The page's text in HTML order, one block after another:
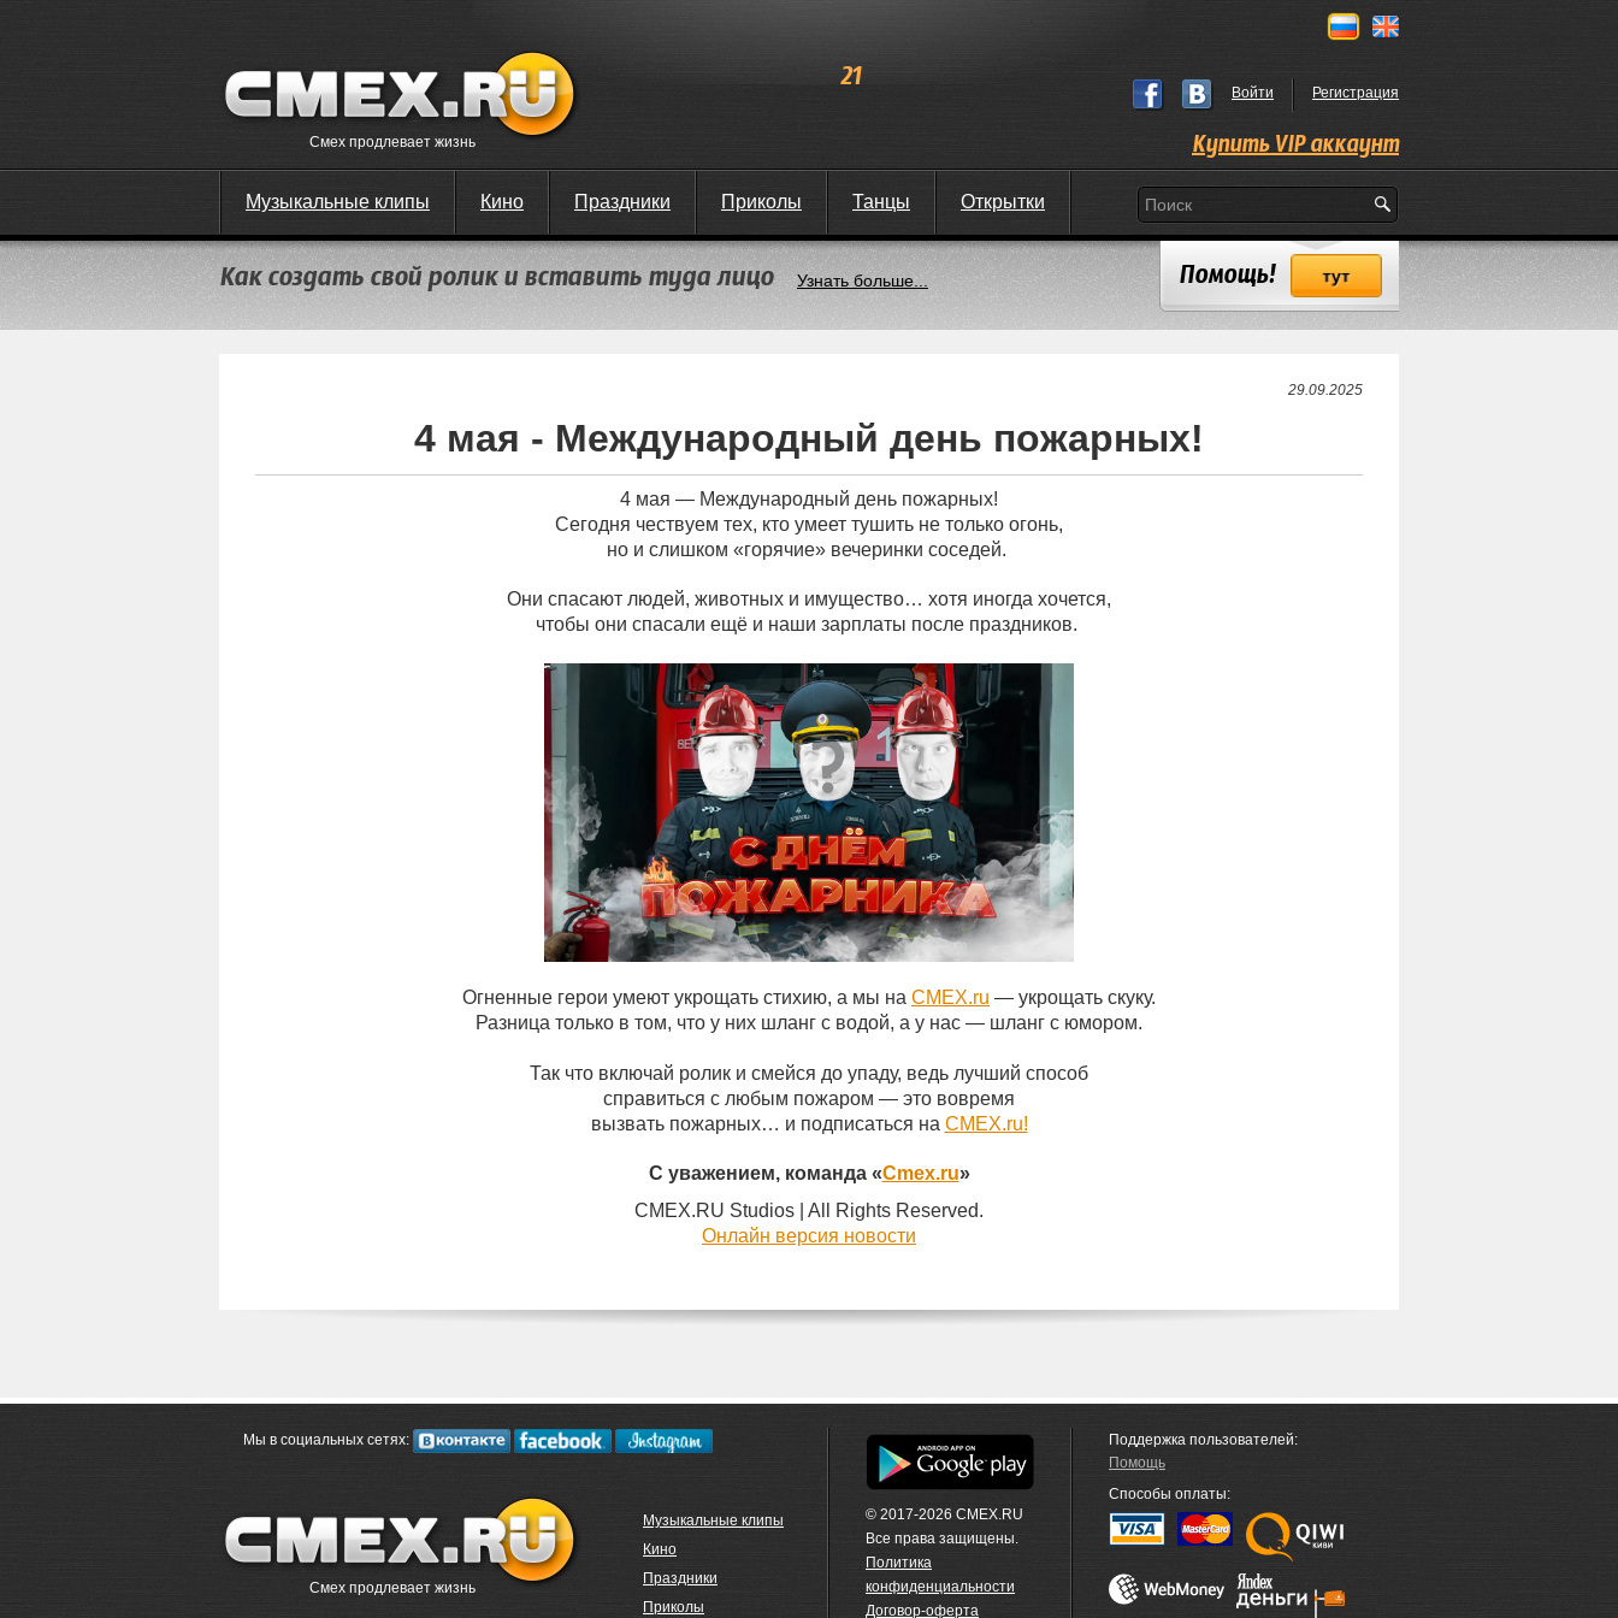
Смех продлевает жизнь
Регистрация
Войти
Купить VIP аккаунт
21
Музыкальные клипы Кино Праздники Приколы Танцы Открытки
Помощь! тут
Как создать свой ролик и вставить туда лицо Узнать больше...
29.09.2025
4 мая - Международный день пожарных!
4 мая — Международный день пожарных!
Сегодня чествуем тех, кто умеет тушить не только огонь,
но и слишком «горячие» вечеринки соседей.
Они спасают людей, животных и имущество… хотя иногда хочется,
чтобы они спасали ещё и наши зарплаты после праздников.
Огненные герои умеют укрощать стихию, а мы на СМЕХ.ru — укрощать скуку.
Разница только в том, что у них шланг с водой, а у нас — шланг с юмором.
Так что включай ролик и смейся до упаду, ведь лучший способ
справиться с любым пожаром — это вовремя
вызвать пожарных… и подписаться на СМЕХ.ru!
С уважением, команда «Cmex.ru»
CMEX.RU Studios | All Rights Reserved.
Онлайн версия новости
Мы в социальных сетях:
Смех продлевает жизнь
Музыкальные клипы
Кино
Праздники
Приколы
© 2017-2026 CMEX.RU
Все права защищены.
Политика
конфиденциальности
Договор-оферта
Поддержка пользователей:
Помощь
Способы оплаты: